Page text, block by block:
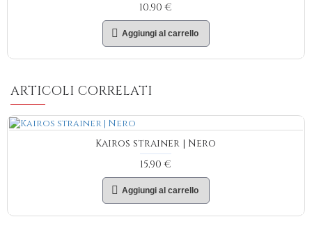
10,90 €
Aggiungi al carrello
ARTICOLI CORRELATI
Kairos strainer | Nero
15,90 €
Aggiungi al carrello